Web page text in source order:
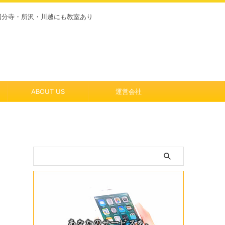
寺・所沢・川越にも教室あり
ABOUT US 運営会社